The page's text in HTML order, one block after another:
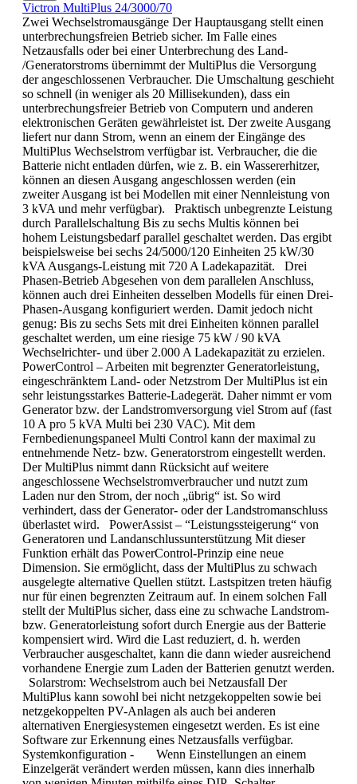
Victron MultiPlus 24/3000/70
Zwei Wechselstromausgänge Der Hauptausgang stellt einen
unterbrechungsfreien Betrieb sicher. Im Falle eines
Netzausfalls oder bei einer Unterbrechung des Land-
/Generatorstroms übernimmt der MultiPlus die Versorgung
der angeschlossenen Verbraucher. Die Umschaltung geschieht
so schnell (in weniger als 20 Millisekunden), dass ein
unterbrechungsfreier Betrieb von Computern und anderen
elektronischen Geräten gewährleistet ist. Der zweite Ausgang
liefert nur dann Strom, wenn an einem der Eingänge des
MultiPlus Wechselstrom verfügbar ist. Verbraucher, die die
Batterie nicht entladen dürfen, wie z. B. ein Wassererhitzer,
können an diesen Ausgang angeschlossen werden (ein
zweiter Ausgang ist bei Modellen mit einer Nennleistung von
3 kVA und mehr verfügbar). Praktisch unbegrenzte Leistung
durch Parallelschaltung Bis zu sechs Multis können bei
hohem Leistungsbedarf parallel geschaltet werden. Das ergibt
beispielsweise bei sechs 24/5000/120 Einheiten 25 kW/30
kVA Ausgangs-Leistung mit 720 A Ladekapazität. Drei
Phasen-Betrieb Abgesehen von dem parallelen Anschluss,
können auch drei Einheiten desselben Modells für einen Drei-
Phasen-Ausgang konfiguriert werden. Damit jedoch nicht
genug: Bis zu sechs Sets mit drei Einheiten können parallel
geschaltet werden, um eine riesige 75 kW / 90 kVA
Wechselrichter- und über 2.000 A Ladekapazität zu erzielen.
PowerControl – Arbeiten mit begrenzter Generatorleistung,
eingeschränktem Land- oder Netzstrom Der MultiPlus ist ein
sehr leistungsstarkes Batterie-Ladegerät. Daher nimmt er vom
Generator bzw. der Landstromversorgung viel Strom auf (fast
10 A pro 5 kVA Multi bei 230 VAC). Mit dem
Fernbedienungspaneel Multi Control kann der maximal zu
entnehmende Netz- bzw. Generatorstrom eingestellt werden.
Der MultiPlus nimmt dann Rücksicht auf weitere
angeschlossene Wechselstromverbraucher und nutzt zum
Laden nur den Strom, der noch „übrig“ ist. So wird
verhindert, dass der Generator- oder der Landstromanschluss
überlastet wird. PowerAssist – “Leistungssteigerung“ von
Generatoren und Landanschlussunterstützung Mit dieser
Funktion erhält das PowerControl-Prinzip eine neue
Dimension. Sie ermöglicht, dass der MultiPlus zu schwach
ausgelegte alternative Quellen stützt. Lastspitzen treten häufig
nur für einen begrenzten Zeitraum auf. In einem solchen Fall
stellt der MultiPlus sicher, dass eine zu schwache Landstrom-
bzw. Generatorleistung sofort durch Energie aus der Batterie
kompensiert wird. Wird die Last reduziert, d. h. werden
Verbraucher ausgeschaltet, kann die dann wieder ausreichend
vorhandene Energie zum Laden der Batterien genutzt werden.
Solarstrom: Wechselstrom auch bei Netzausfall Der
MultiPlus kann sowohl bei nicht netzgekoppelten sowie bei
netzgekoppelten PV-Anlagen als auch bei anderen
alternativen Energiesystemen eingesetzt werden. Es ist eine
Software zur Erkennung eines Netzausfalls verfügbar.
Systemkonfiguration - Wenn Einstellungen an einem
Einzelgerät verändert werden müssen, kann dies innerhalb